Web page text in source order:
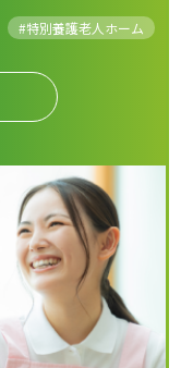
#特別養護老人ホーム